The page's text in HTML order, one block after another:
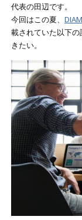
代表の田辺です。
今回はこの夏、
載されていた以下
きたい。